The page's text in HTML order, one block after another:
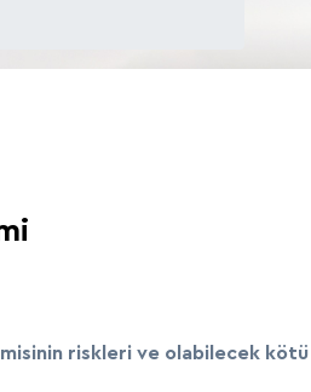
riskleri ve olabilecek kötü